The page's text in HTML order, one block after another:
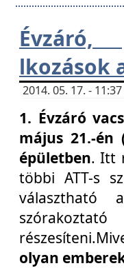
Évzáró,
lkozások
2014. 05. 17. -
1. Évzáró
május 21.-én
épületben. Itt
többi ATT-s
választható
olyan